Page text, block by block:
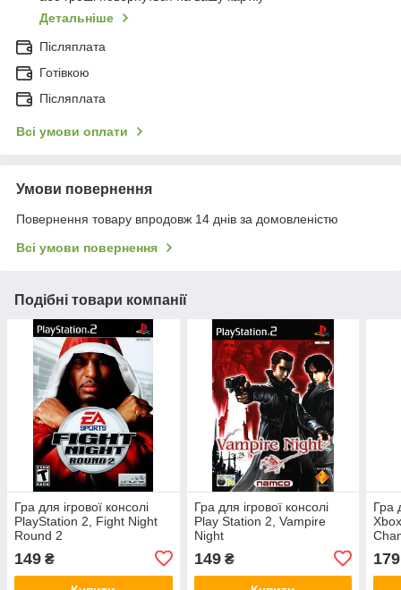
Детальніше
Післяплата
Готівкою
Післяплата
Всі умови оплати
Умови повернення
Повернення товару впродовж 14 днів за домовленістю
Всі умови повернення
Подібні товари компанії
Гра для ігрової консолі
PlayStation 2, Fight Night
Round 2
149 ₴
Гра для ігрової консолі
Play Station 2, Vampire
Night
149₴
Гра
179